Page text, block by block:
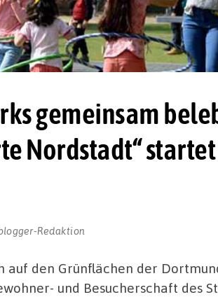
gemeinsam
Nordstadt“
Redaktion
auf den Grünflächen der
und Besucherschaft des